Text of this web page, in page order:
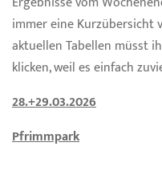
immer eine Kurzübersicht
aktuellen Tabellen müsst
klicken, weil es einfach
28.+29.03.2026
Pfrimmpark